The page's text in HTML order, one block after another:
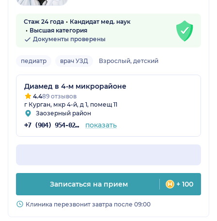
Стаж 24 года
Кандидат мед. наук
Высшая категория
Документы проверены
педиатр врач УЗД Взрослый, детский
Диамед в 4-м микрорайоне
4.489 отзывов
г Курган, мкр 4-й, д 1, помещ 11
Заозерный район
+7 (904) 954-02-14 показать
Записаться на прием + 100
Клиника перезвонит завтра после 09:00